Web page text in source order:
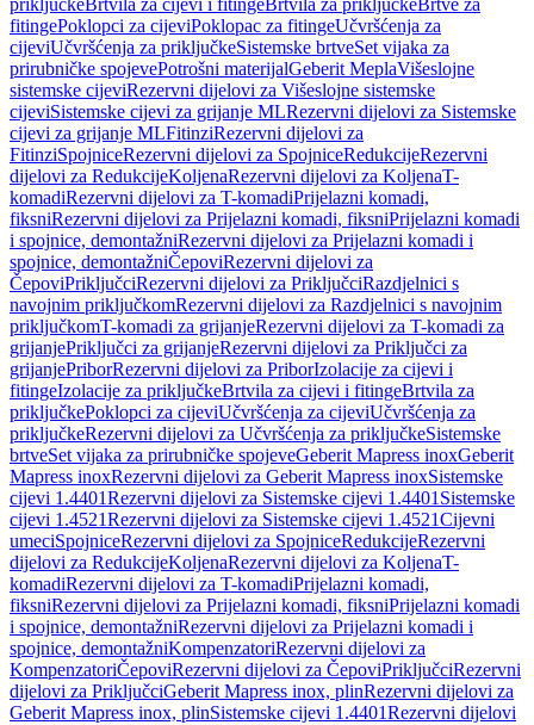
priključkeBrtvila za cijevi i fitingeBrtvila za priključkeBrtve za
fitingePoklopci za cijeviPoklopac za fitingeUčvršćenja za
cijeviUčvršćenja za priključkeSistemske brtveSet vijaka za
prirubničke spojevePotrošni materijalGeberit MeplaVišeslojne
sistemske cijeviRezervni dijelovi za Višeslojne sistemske
cijeviSistemske cijevi za grijanje MLRezervni dijelovi za Sistemske
cijevi za grijanje MLFitinziRezervni dijelovi za
FitinziSpojniceRezervni dijelovi za SpojniceRedukcijeRezervni
dijelovi za RedukcijeKoljenaRezervni dijelovi za KoljenaT-
komadiRezervni dijelovi za T-komadiPrijelazni komadi,
fiksniRezervni dijelovi za Prijelazni komadi, fiksniPrijelazni komadi
i spojnice, demontažniRezervni dijelovi za Prijelazni komadi i
spojnice, demontažniČepoviRezervni dijelovi za
ČepoviPriključciRezervni dijelovi za PriključciRazdjelnici s
navojnim priključkomRezervni dijelovi za Razdjelnici s navojnim
priključkomT-komadi za grijanjeRezervni dijelovi za T-komadi za
grijanjePriključci za grijanjeRezervni dijelovi za Priključci za
grijanjePriborRezervni dijelovi za PriborIzolacije za cijevi i
fitingeIzolacije za priključkeBrtvila za cijevi i fitingeBrtvila za
priključkePoklopci za cijeviUčvršćenja za cijeviUčvršćenja za
priključkeRezervni dijelovi za Učvršćenja za priključkeSistemske
brtveSet vijaka za prirubničke spojeveGeberit Mapress inoxGeberit
Mapress inoxRezervni dijelovi za Geberit Mapress inoxSistemske
cijevi 1.4401Rezervni dijelovi za Sistemske cijevi 1.4401 Sistemske
cijevi 1.4521Rezervni dijelovi za Sistemske cijevi 1.4521Cijevni
umeciSpojniceRezervni dijelovi za SpojniceRedukcijeRezervni
dijelovi za RedukcijeKoljenaRezervni dijelovi za KoljenaT-
komadiRezervni dijelovi za T-komadiPrijelazni komadi,
fiksniRezervni dijelovi za Prijelazni komadi, fiksniPrijelazni komadi
i spojnice, demontažniRezervni dijelovi za Prijelazni komadi i
spojnice, demontažniKompenzatoriRezervni dijelovi za
KompenzatoriČepoviRezervni dijelovi za ČepoviPriključciRezervni
dijelovi za PriključciGeberit Mapress inox, plinRezervni dijelovi za
Geberit Mapress inox, plinSistemske cijevi 1.4401Rezervni dijelovi